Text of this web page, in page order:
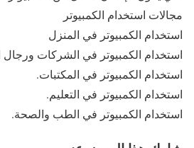
مجالات استخدام الكمبيوتر
استخدام الكمبيوتر في المنزل
استخدام الكمبيوتر في الشركات ورجال
استخدام الكمبيوتر في المكتبات.
استخدام الكمبيوتر في التعليم.
استخدام الكمبيوتر في الطب والصحة.